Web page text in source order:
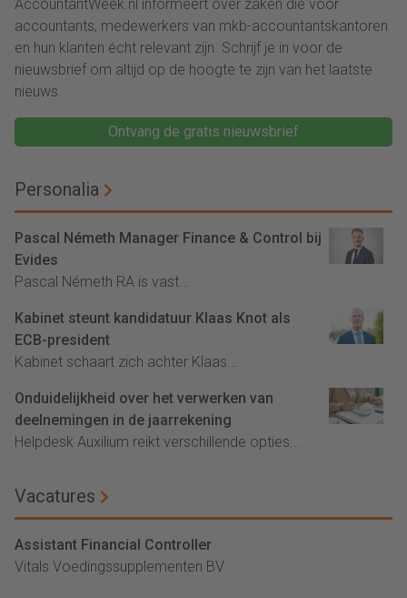
AccountantWeek.nl informeert over zaken die voor
accountants, medewerkers van mkb-accountantskantoren
en hun klanten écht relevant zijn. Schrijf je in voor de
nieuwsbrief om altijd op de hoogte te zijn van het laatste
nieuws.
Ontvang de gratis nieuwsbrief
Personalia
Pascal Németh Manager Finance & Control bij
Evides
Pascal Németh RA is vast...
Kabinet steunt kandidatuur Klaas Knot als
ECB-president
Kabinet schaart zich achter Klaas...
Onduidelijkheid over het verwerken van
deelnemingen in de jaarrekening
Helpdesk Auxilium reikt verschillende opties...
Vacatures
Assistant Financial Controller
Vitals Voedingssupplementen BV